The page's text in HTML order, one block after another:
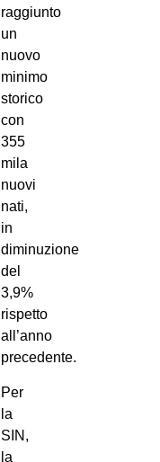
raggiunto
un
nuovo
minimo
storico
con
355
mila
nuovi
nati,
in
diminuzione
del
3,9%
rispetto
all’anno
precedente.
Per
la
SIN,
la